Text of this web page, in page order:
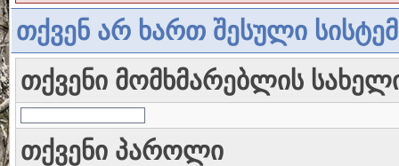
თქვენ არ ხართ შესული
თქვენი მომხმარებლის
თქვენი პაროლი